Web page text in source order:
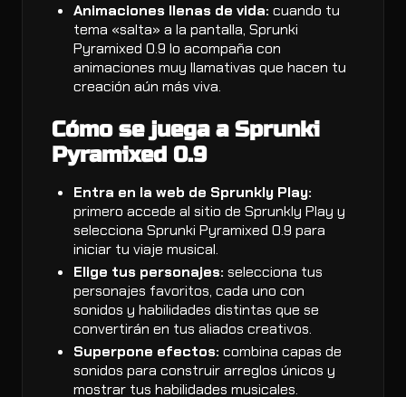
Animaciones llenas de vida: cuando tu
tema «salta» a la pantalla, Sprunki
Pyramixed 0.9 lo acompaña con
animaciones muy llamativas que hacen tu
creación aún más viva.
Cómo se juega a Sprunki
Pyramixed 0.9
Entra en la web de Sprunkly Play:
primero accede al sitio de Sprunkly Play y
selecciona Sprunki Pyramixed 0.9 para
iniciar tu viaje musical.
Elige tus personajes: selecciona tus
personajes favoritos, cada uno con
sonidos y habilidades distintas que se
convertirán en tus aliados creativos.
Superpone efectos: combina capas de
sonidos para construir arreglos únicos y
mostrar tus habilidades musicales.